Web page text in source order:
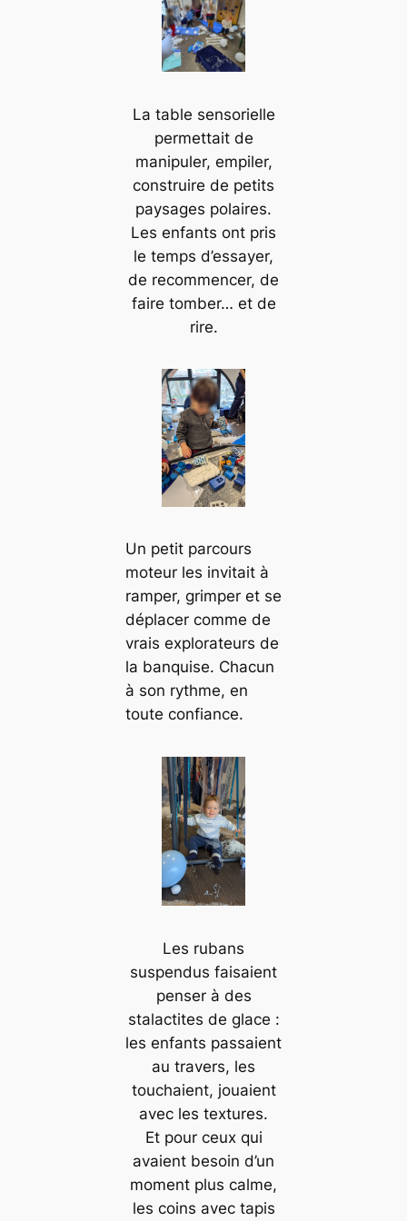
La table sensorielle
permettait de
manipuler, empiler,
construire de petits
paysages polaires.
Les enfants ont pris
le temps d’essayer,
de recommencer, de
faire tomber… et de
rire.
Un petit parcours
moteur les invitait à
ramper, grimper et se
déplacer comme de
vrais explorateurs de
la banquise. Chacun
à son rythme, en
toute confiance.
Les rubans
suspendus faisaient
penser à des
stalactites de glace :
les enfants passaient
au travers, les
touchaient, jouaient
avec les textures.
Et pour ceux qui
avaient besoin d’un
moment plus calme,
les coins avec tapis